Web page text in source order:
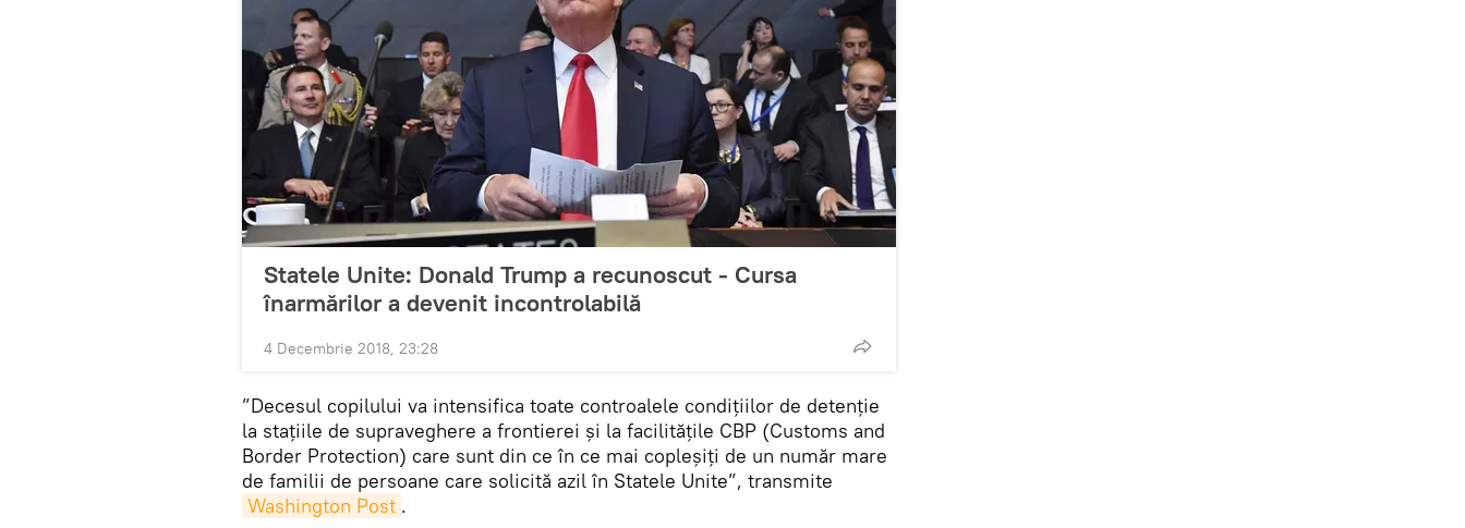
Statele Unite: Donald Trump a recunoscut - Cursa
înarmărilor a devenit incontrolabilă
4 Decembrie 2018, 23:28
”Decesul copilului va intensifica toate controalele condițiilor de detenție
la stațiile de supraveghere a frontierei și la facilitățile CBP (Customs and
Border Protection) care sunt din ce în ce mai copleșiți de un număr mare
de familii de persoane care solicită azil în Statele Unite”, transmite
Washington Post .